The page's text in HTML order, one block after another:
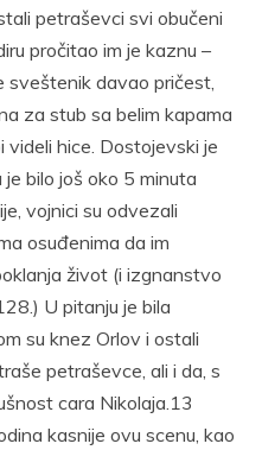
petraševci svi obučeni
pročitao im je kaznu –
sveštenik davao pričest,
za stub sa belim kapama
videli hice. Dostojevski je
bilo još oko 5 minuta
vojnici su odvezali
osuđenima da im
život (i izgnanstvo
U pitanju je bila
su knez Orlov i ostali
petraševce, ali i da, s
cara Nikolaja.13
kasnije ovu scenu, kao